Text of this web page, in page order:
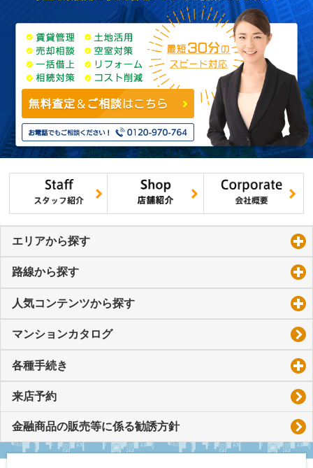
エリアから探す
路線から探す
人気コンテンツから探す
マンションカタログ
各種手続き
来店予約
金融商品の販売等に係る勧誘方針